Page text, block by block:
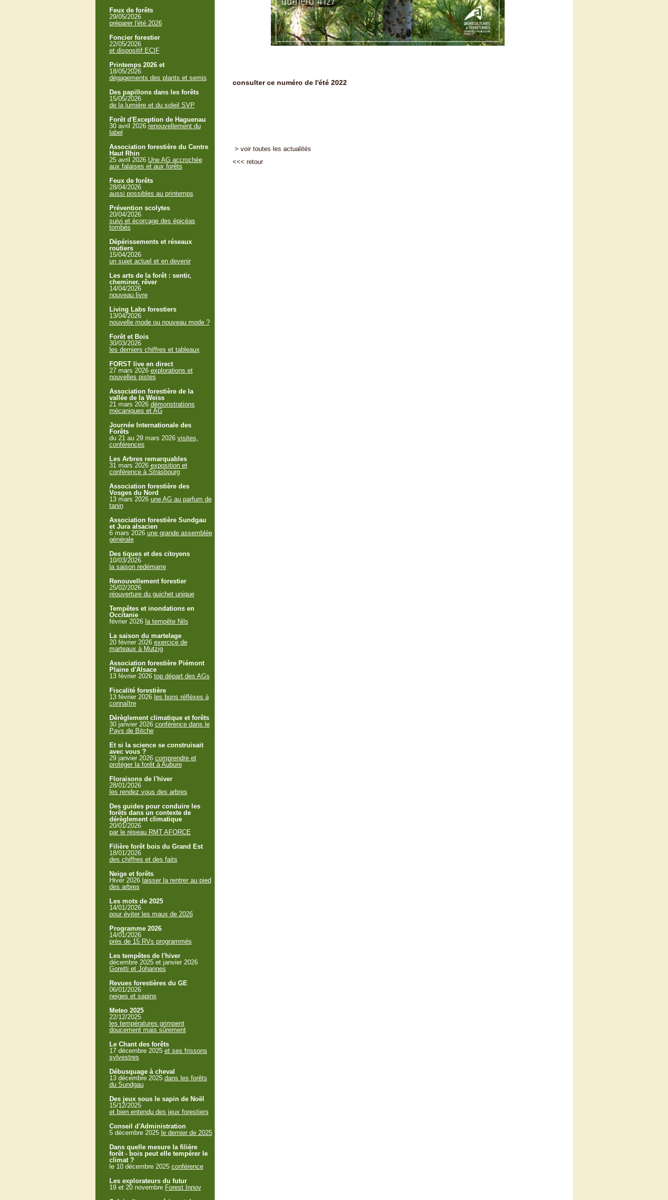
consulter ce numéro de l'été 2022
> voir toutes les actualités
<<< retour
Feux de forêts
29/05/2026
préparer l'été 2026
Foncier forestier
22/05/2026
et dispositif ECIF
Printemps 2026 et
18/05/2026
dégagements des plants et semis
Des papillons dans les forêts
15/05/2026
de la lumière et du soleil SVP
Forêt d'Exception de Haguenau
30 avril 2026 renouvellement du
label
Association forestière du Centre
Haut Rhin
25 avril 2026 Une AG accrochée
aux falaises et aux forêts
Feux de forêts
28/04/2026
aussi possibles au printemps
Prévention scolytes
20/04/2026
suivi et écorçage des épicéas
tombés
Dépérissements et réseaux
routiers
15/04/2026
un sujet actuel et en devenir
Les arts de la forêt : sentir,
cheminer, rêver
14/04/2026
nouveau livre
Living Labs forestiers
13/04/2026
nouvelle mode ou nouveau mode ?
Forêt et Bois
30/03/2026
les derniers chiffres et tableaux
FORST live en direct
27 mars 2026 explorations et
nouvelles pistes
Association forestière de la
vallée de la Weiss
21 mars 2026 démonstrations
mécaniques et AG
Journée Internationale des
Forêts
du 21 au 29 mars 2026 visites,
conférences
Les Arbres remarquables
31 mars 2026 exposition et
conférence à Strasbourg
Association forestière des
Vosges du Nord
13 mars 2026 une AG au parfum de
tanin
Association forestière Sundgau
et Jura alsacien
6 mars 2026 une grande assemblée
générale
Des tiques et des citoyens
10/03/2026
la saison redémarre
Renouvellement forestier
25/02/2026
réouverture du guichet unique
Tempêtes et inondations en
Occitanie
février 2026 la tempête Nils
La saison du martelage
20 février 2026 exercice de
marteaux à Mutzig
Association forestière Piémont
Plaine d'Alsace
13 février 2026 top départ des AGs
Fiscalité forestière
13 février 2026 les bons réflèxes à
connaître
Dérèglement climatique et forêts
30 janvier 2026 conférence dans le
Pays de Bitche
Et si la science se construisait
avec vous ?
29 janvier 2026 comprendre et
protéger la forêt à Aubure
Floraisons de l'hiver
28/01/2026
les rendez vous des arbres
Des guides pour conduire les
forêts dans un contexte de
dérèglement climatique
20/01/2026
par le réseau RMT AFORCE
Filière forêt bois du Grand Est
18/01/2026
des chiffres et des faits
Neige et forêts
Hiver 2026 laisser la rentrer au pied
des arbres
Les mots de 2025
14/01/2026
pour éviter les maux de 2026
Programme 2026
14/01/2026
près de 15 RVs programmés
Les tempêtes de l'hiver
décembre 2025 et janvier 2026
Goretti et Johannes
Revues forestières du GE
06/01/2026
neiges et sapins
Meteo 2025
22/12/2025
les températures grimpent
doucement mais sûrement
Le Chant des forêts
17 décembre 2025 et ses frissons
sylvestres
Débusquage à cheval
13 décembre 2025 dans les forêts
du Sundgau
Des jeux sous le sapin de Noël
15/12/2025
et bien entendu des jeux forestiers
Conseil d'Administration
5 décembre 2025 le dernier de 2025
Dans quelle mesure la filière
forêt - bois peut elle tempérer le
climat ?
le 10 décembre 2025 conférence
Les explorateurs du futur
19 et 20 novembre Forest Innov